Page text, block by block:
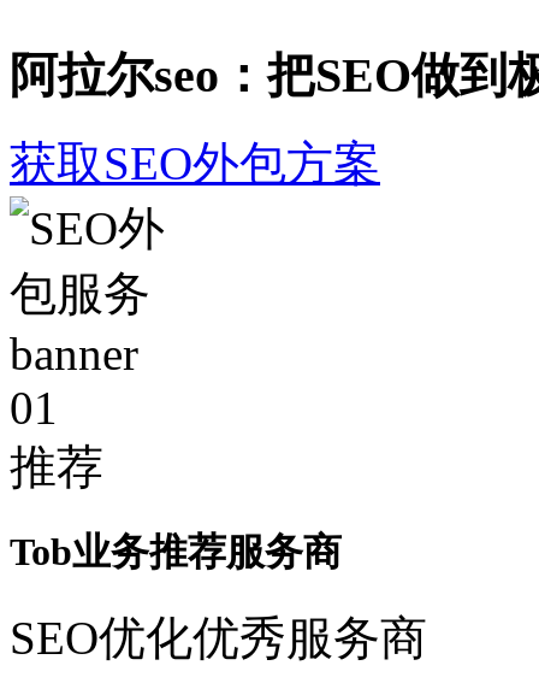
阿拉尔seo：把SEO做
获取SEO外包方案
01
推荐
Tob业务推荐服务商
SEO优化优秀服务商